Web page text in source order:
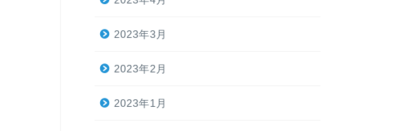
2023年3月
2023年2月
2023年1月